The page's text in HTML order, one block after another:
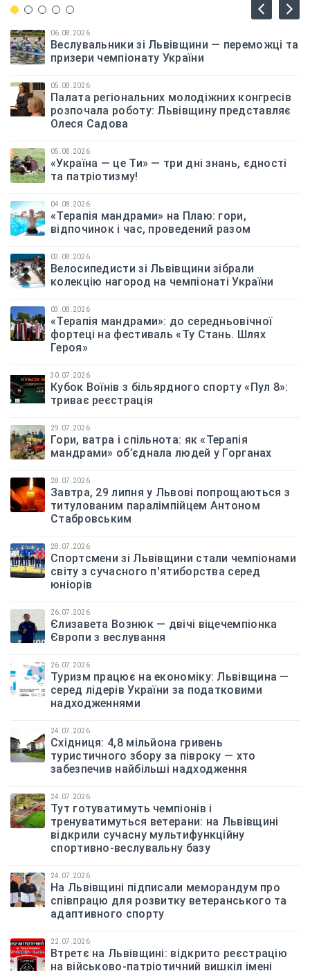
06.08.2026
Веслувальники зі Львівщини — переможці та
призери чемпіонату України
05.08.2026
Палата регіональних молодіжних конгресів
розпочала роботу: Львівщину представляє
Олеся Садова
05.08.2026
«Україна — це Ти» — три дні знань, єдності
та патріотизму!
04.08.2026
«Терапія мандрами» на Плаю: гори,
відпочинок і час, проведений разом
03.08.2026
Велосипедисти зі Львівщини зібрали
колекцію нагород на чемпіонаті України
03.08.2026
«Терапія мандрами»: до середньовічної
фортеці на фестиваль «Ту Стань. Шлях
Героя»
30.07.2026
Кубок Воїнів з більярдного спорту «Пул 8»:
триває реєстрація
29.07.2026
Гори, ватра і спільнота: як «Терапія
мандрами» об’єднала людей у Горганах
28.07.2026
Завтра, 29 липня у Львові попрощаються з
титулованим паралімпійцем Антоном
Стабровським
28.07.2026
Спортсмени зі Львівщини стали чемпіонами
світу з сучасного п'ятиборства серед
юніорів
26.07.2026
Єлизавета Вознюк — двічі віцечемпіонка
Європи з веслування
26.07.2026
Туризм працює на економіку: Львівщина —
серед лідерів України за податковими
надходженнями
24.07.2026
Східниця: 4,8 мільйона гривень
туристичного збору за півроку — хто
забезпечив найбільші надходження
24.07.2026
Тут готуватимуть чемпіонів і
тренуватимуться ветерани: на Львівщині
відкрили сучасну мультифункційну
спортивно-веслувальну базу
24.07.2026
На Львівщині підписали меморандум про
співпрацю для розвитку ветеранського та
адаптивного спорту
22.07.2026
Втретє на Львівщині: відкрито реєстрацію
на військово-патріотичний вишкіл імені